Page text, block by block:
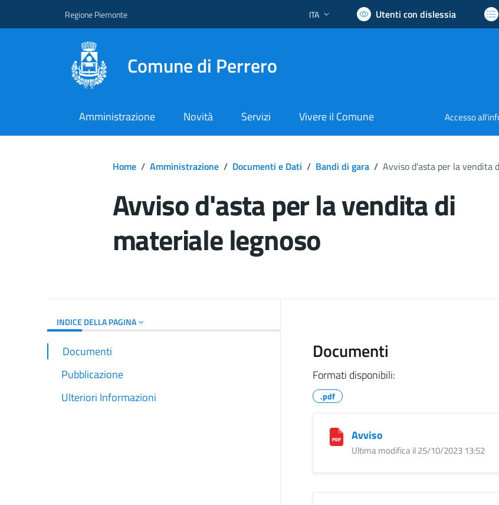
Regione Piemonte Lingua attiva:
ITA Utenti con dislessia
Comune di Perrero
Amministrazione Novità Servizi Vivere il Comune Accesso
Home / Amministrazione / Documenti e Dati / Bandi di gara / Avviso d'asta per la vendita
Avviso d'asta per la vendita di
materiale legnoso
INDICE DELLA PAGINA
Documenti
Pubblicazione
Ulteriori Informazioni
Documenti
Formati disponibili:
.pdf
Avviso
Ultima modifica il 25/10/2023 13:52